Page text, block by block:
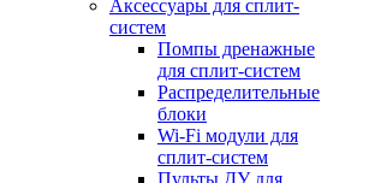
Аксессуары для сплит-
систем
Помпы дренажные
для сплит-систем
Распределительные
блоки
Wi-Fi модули для
сплит-систем
Пульты ДУ для